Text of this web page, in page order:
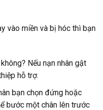
vào miền và bị hóc thì bạn
Nếu nạn nhân gật
hỗ trợ.
bạn chọn đứng hoặc
bước một chân lên trước